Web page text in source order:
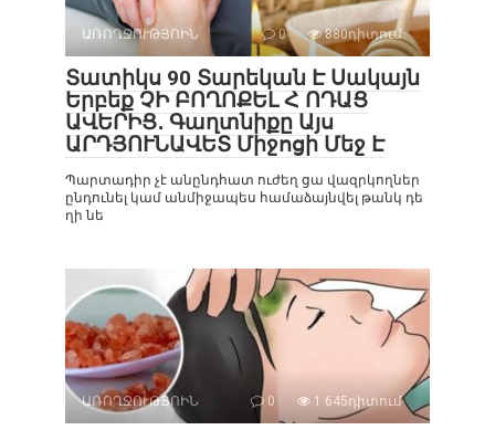
ԱՌՈՂՋՈՒԹՅՈԻՆ 0 880դիտում
Տատիկս 90 Տարեկան Է Սակայն
Երբեք ՉԻ ԲՈՂՈՔԵԼ Հ ՈԴԱՑ
ԱՎԵՐԻՑ․ Գաղտնիքը Այս
ԱՐԴՅՈՒՆԱՎԵՏ Միջոցի Մեջ Է
Պարտադիր չէ անընդհատ ուժեղ ցա վազրկողներ
ընդունել կամ անմիջապես համաձայնվել թանկ դե
ղի նե
ԱՌՈՂՋՈՒԹՅՈԻՆ 0 1 645դիտում